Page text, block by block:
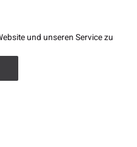
und unseren Service zu